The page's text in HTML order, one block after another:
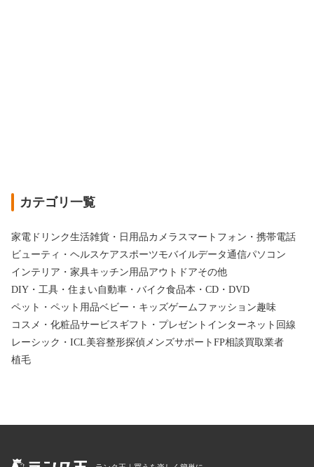
カテゴリ一覧
家電 ドリンク生活雑貨・日用品カメラ スマートフォン・携帯電話
ビューティ・ヘルスケア スポーツモバイルデータ通信パソコン
インテリア・家具キッチン用品アウトドアその他
DIY・工具・住まい自動車・バイク食品本・CD・DVD
ペット・ペット用品ベビー・キッズゲーム ファッション趣味
コスメ・化粧品サービス ギフト・プレゼント インターネット回線
レーシック・ICL美容整形探偵 メンズサポート FP相談買取業者
植毛